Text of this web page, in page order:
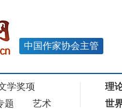
中国作家协会主管
学奖项
题 艺术
理
世